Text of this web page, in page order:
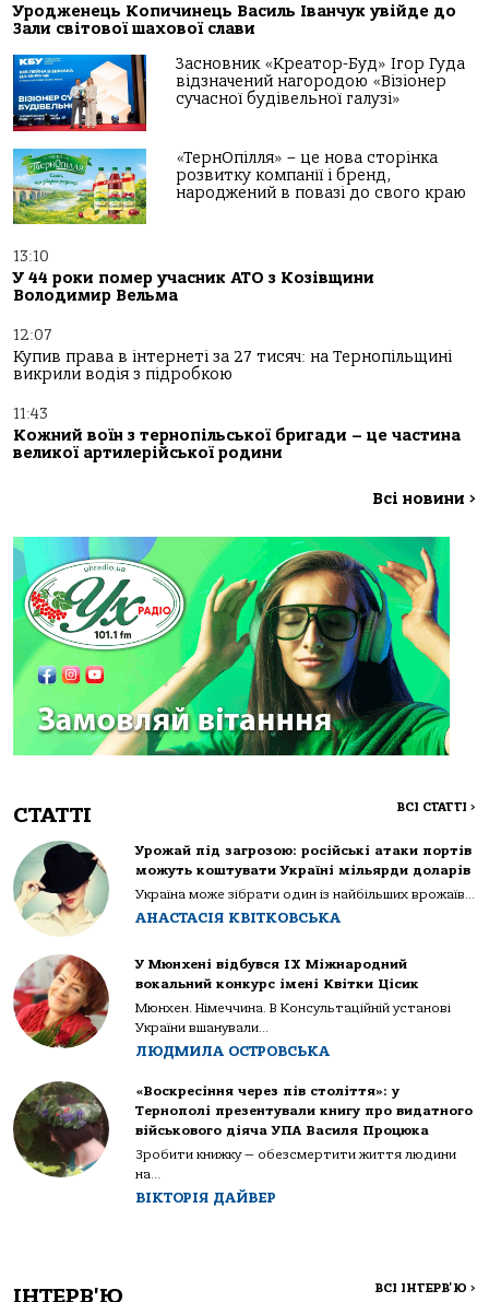
Уродженець Копичинець Василь Іванчук увійде до
Зали світової шахової слави
Засновник «Креатор-Буд» Ігор Гуда
відзначений нагородою «Візіонер
сучасної будівельної галузі»
«ТернОпілля» – це нова сторінка
розвитку компанії і бренд,
народжений в повазі до свого краю
13:10
У 44 роки помер учасник АТО з Козівщини
Володимир Вельма
12:07
Купив права в інтернеті за 27 тисяч: на Тернопільщині
викрили водія з підробкою
11:43
Кожний воїн з тернопільської бригади – це частина
великої артилерійської родини
Всі новини >
СТАТТІ ВСІ СТАТТІ >
Урожай під загрозою: російські атаки портів
можуть коштувати Україні мільярди доларів
Україна може зібрати один із найбільших врожаїв...
АНАСТАСІЯ КВІТКОВСЬКА
У Мюнхені відбувся IX Міжнародний
вокальний конкурс імені Квітки Цісик
Мюнхен. Німеччина. В Консультаційній установі
України вшанували...
ЛЮДМИЛА ОСТРОВСЬКА
«Воскресіння через пів століття»: у
Тернополі презентували книгу про видатного
військового діяча УПА Василя Процюка
Зробити книжку — обезсмертити життя людини
на...
ВІКТОРІЯ ДАЙВЕР
ІНТЕРВ'Ю ВСІ ІНТЕРВ'Ю >